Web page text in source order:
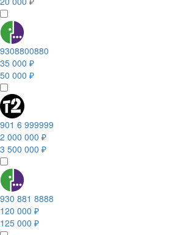
9308800880
35 000 ₽
50 000 ₽
901 6 999999
2 000 000 ₽
3 500 000 ₽
930 881 8888
120 000 ₽
125 000 ₽